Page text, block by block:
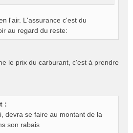
l'air. L'assurance c'est du
au regard du reste:
le prix du carburant, c'est à prendre
:
devra se faire au montant de la
son rabais